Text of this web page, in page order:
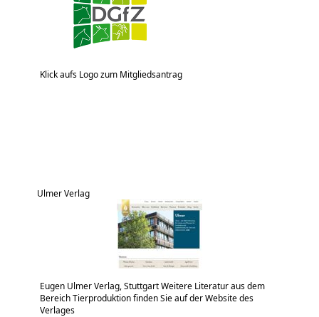
Klick aufs Logo zum Mitgliedsantrag
Ulmer Verlag
Eugen Ulmer Verlag, Stuttgart Weitere Literatur aus dem
Bereich Tierproduktion finden Sie auf der Website des
Verlages